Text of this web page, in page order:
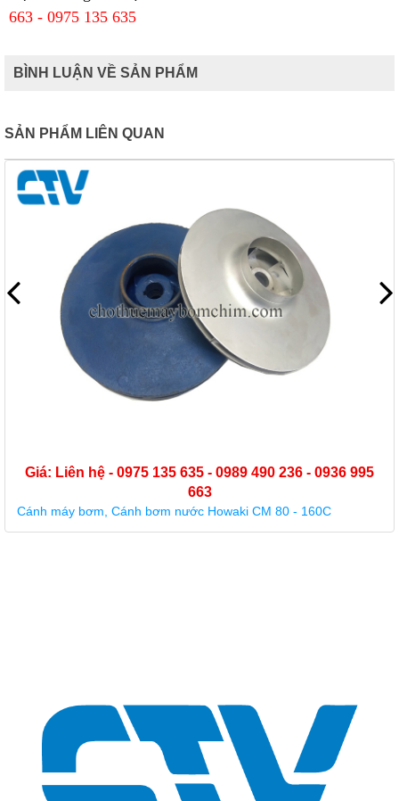
663 - 0975 135 635
BÌNH LUẬN VỀ SẢN PHẨM
SẢN PHẨM LIÊN QUAN